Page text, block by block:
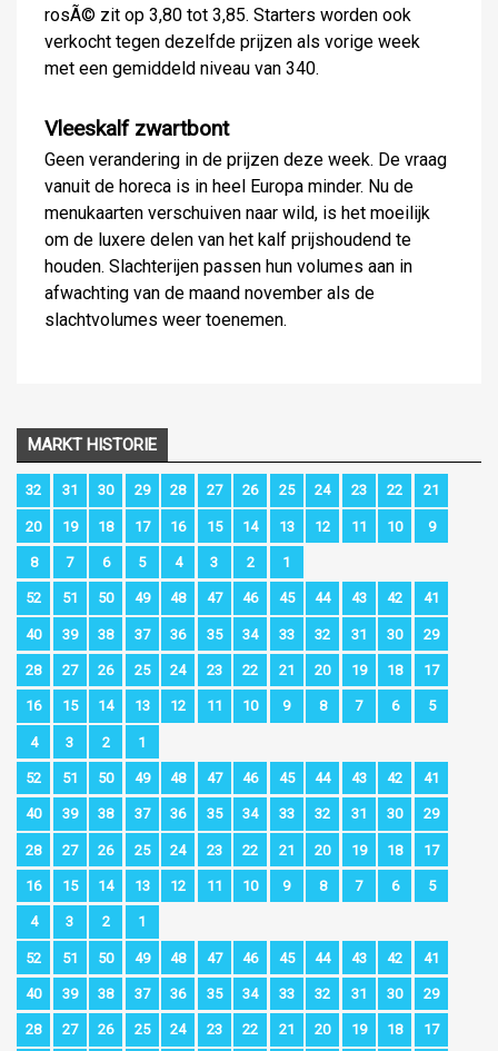
rosÃ© zit op 3,80 tot 3,85. Starters worden ook
verkocht tegen dezelfde prijzen als vorige week
met een gemiddeld niveau van 340.
Vleeskalf zwartbont
Geen verandering in de prijzen deze week. De vraag
vanuit de horeca is in heel Europa minder. Nu de
menukaarten verschuiven naar wild, is het moeilijk
om de luxere delen van het kalf prijshoudend te
houden. Slachterijen passen hun volumes aan in
afwachting van de maand november als de
slachtvolumes weer toenemen.
MARKT HISTORIE
32 31 30 29 28 27 26 25 24 23 22 21
20 19 18 17 16 15 14 13 12 11 10 9
8 7 6 5 4 3 2 1
52 51 50 49 48 47 46 45 44 43 42 41
40 39 38 37 36 35 34 33 32 31 30 29
28 27 26 25 24 23 22 21 20 19 18 17
16 15 14 13 12 11 10 9 8 7 6 5
4 3 2 1
52 51 50 49 48 47 46 45 44 43 42 41
40 39 38 37 36 35 34 33 32 31 30 29
28 27 26 25 24 23 22 21 20 19 18 17
16 15 14 13 12 11 10 9 8 7 6 5
4 3 2 1
52 51 50 49 48 47 46 45 44 43 42 41
40 39 38 37 36 35 34 33 32 31 30 29
28 27 26 25 24 23 22 21 20 19 18 17